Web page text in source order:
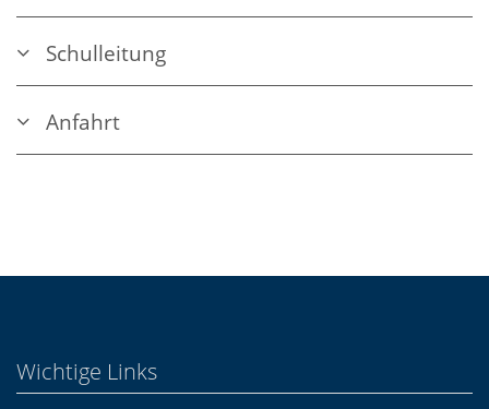
Schulleitung
Anfahrt
Wichtige Links